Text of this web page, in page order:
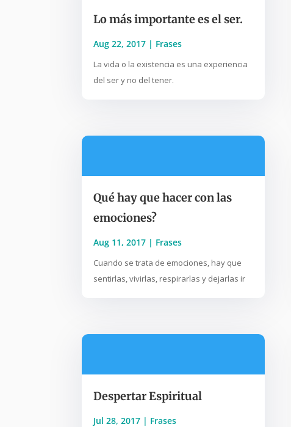
Lo más importante es el ser.
Aug 22, 2017 | Frases
La vida o la existencia es una experiencia
del ser y no del tener.
Qué hay que hacer con las
emociones?
Aug 11, 2017 | Frases
Cuando se trata de emociones, hay que
sentirlas, vivirlas, respirarlas y dejarlas ir
Despertar Espiritual
Jul 28, 2017 | Frases